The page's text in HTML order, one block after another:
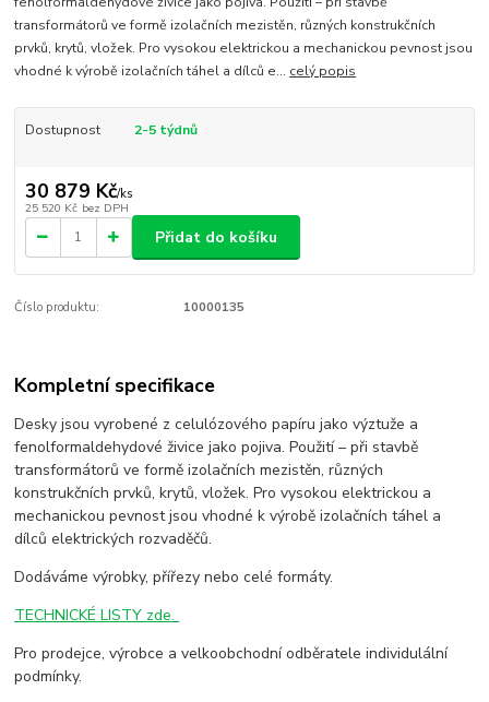
transformátorů ve formě izolačních mezistěn, různých konstrukčních
prvků, krytů, vložek. Pro vysokou elektrickou a mechanickou pevnost jsou
vhodné k výrobě izolačních táhel a dílců e... celý popis
Dostupnost 2-5 týdnů
30 879 Kč/ks
25 520 Kč bez DPH
Přidat do košíku
Číslo produktu: 10000135
Kompletní specifikace
Desky jsou vyrobené z celulózového papíru jako výztuže a
fenolformaldehydové živice jako pojiva. Použití – při stavbě
transformátorů ve formě izolačních mezistěn, různých
konstrukčních prvků, krytů, vložek. Pro vysokou elektrickou a
mechanickou pevnost jsou vhodné k výrobě izolačních táhel a
dílců elektrických rozvaděčů.
Dodáváme výrobky, přířezy nebo celé formáty.
TECHNICKÉ LISTY zde.
Pro prodejce, výrobce a velkoobchodní odběratele individulální
podmínky.